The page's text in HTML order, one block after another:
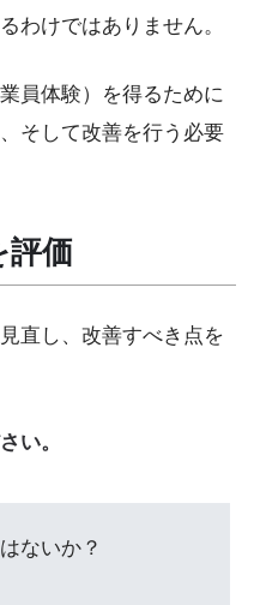
わけではありません。
員体験）を得るために
そして改善を行う必要
評価
直し、改善すべき点を
い。
ないか？